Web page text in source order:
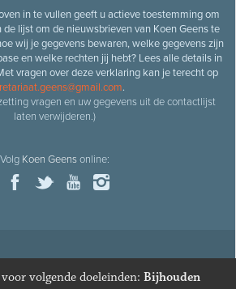
in te vullen geeft u actieve toestemming om
lijst om de nieuwsbrieven van Koen Geens te
wij je gegevens bewaren, welke gegevens zijn
en welke rechten jij hebt? Lees alle details in
vragen over deze verklaring kan je terecht op
.
vragen en uw gegevens uit de contactlijst
laten verwijderen.)
Volg Koen Geensonline:
en ere-volksvertegenwoordiger Koen
volgende doeleinden: Bijhouden